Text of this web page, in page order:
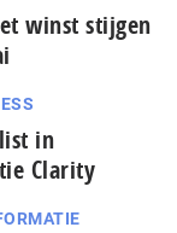
winst stijgen
in
Clarity